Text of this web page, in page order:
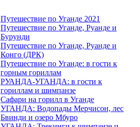
Путешествие по Уганде 2021
Путешествие по Уганде, Руанде и
Бурунди
Путешествие по Уганде, Руанде и
Конго (ДРК)
Путешествие по Уганде: в гости к
горным гориллам
РУАНДА-УГАНДА: в гости к
гориллам и шимпанзе
Сафари на горилл в Уганде
УГАНДА: Водопады Мерчисон, лес
Бвинди и озеро Мбуро